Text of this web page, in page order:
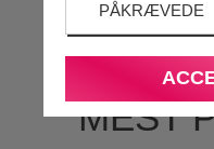
PÅKRÆVEDE
MEST